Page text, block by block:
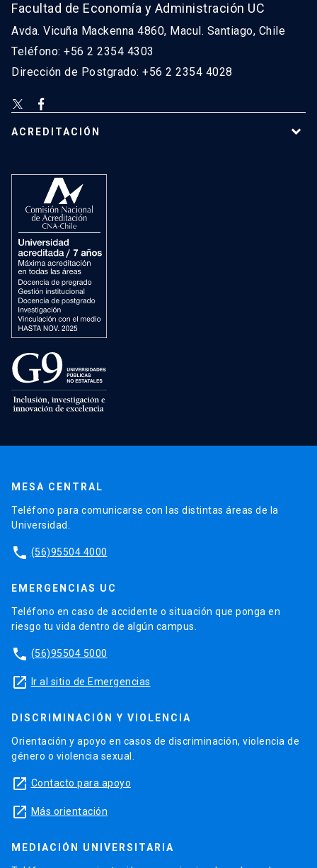
Facultad de Economía y Administración UC
Avda. Vicuña Mackenna 4860, Macul. Santiago, Chile
Teléfono: +56 2 2354 4303
Dirección de Postgrado: +56 2 2354 4028
ACREDITACIÓN
MESA CENTRAL
Teléfono para comunicarse con las distintas áreas de la
Universidad.
phone (56)95504 4000
EMERGENCIAS UC
Teléfono en caso de accidente o situación que ponga en
riesgo tu vida dentro de algún campus.
phone (56)95504 5000
launch Ir al sitio de Emergencias
DISCRIMINACIÓN Y VIOLENCIA
Orientación y apoyo en casos de discriminación, violencia de
género o violencia sexual.
launch Contacto para apoyo
launch Más orientación
MEDIACIÓN UNIVERSITARIA